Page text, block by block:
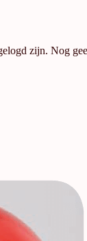
zijn. Nog